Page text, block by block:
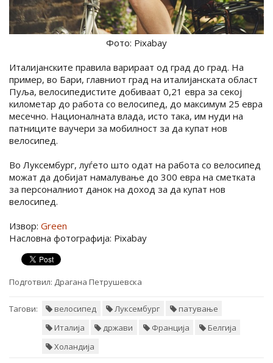
Фото: Pixabay
Италијанските правила варираат од град до град. На
пример, во Бари, главниот град на италијанската област
Пуља, велосипедистите добиваат 0,21 евра за секој
километар до работа со велосипед, до максимум 25 евра
месечно. Националната влада, исто така, им нуди на
патниците ваучери за мобилност за да купат нов
велосипед.
Во Луксембург, луѓето што одат на работа со велосипед
можат да добијат намалување до 300 евра на сметката
за персоналниот данок на доход за да купат нов
велосипед.
Извор: Green
Насловна фотографија: Pixabay
Подготвил: Драгана Петрушевска
Тагови: велосипед Луксембург
патување
Италија
држави Франција
Белгија
Холандија